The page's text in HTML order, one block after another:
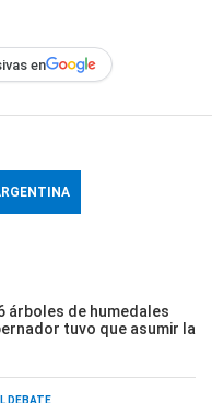
en
árboles de humedales
tuvo que asumir la
DEBATE